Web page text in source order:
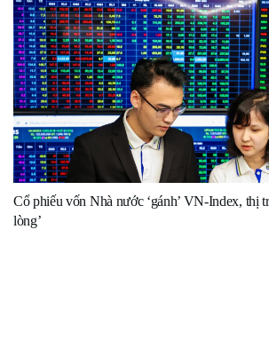
Cổ phiếu vốn Nhà nước ‘gánh’ VN-Index, thị
lòng’